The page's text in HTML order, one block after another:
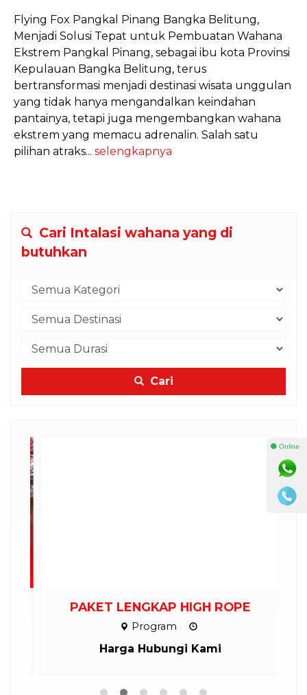
Flying Fox Pangkal Pinang Bangka Belitung,
Menjadi Solusi Tepat untuk Pembuatan Wahana
Ekstrem Pangkal Pinang, sebagai ibu kota Provinsi
Kepulauan Bangka Belitung, terus
bertransformasi menjadi destinasi wisata unggulan
yang tidak hanya mengandalkan keindahan
pantainya, tetapi juga mengembangkan wahana
ekstrem yang memacu adrenalin. Salah satu
pilihan atraks... selengkapnya
Cari Intalasi wahana yang di
butuhkan
Cari
PAKET LENGKAP HIGH ROPE
Program
Harga Hubungi Kami
⚫ Online